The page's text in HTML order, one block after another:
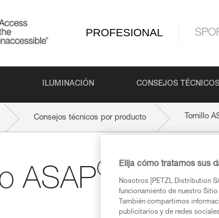
PROFESIONAL
ILUMINACIÓN CONSEJOS TÉCNICOS
Consejos técnicos por producto Tornillo
ASAP® LOCK
Elija cómo tratamos sus
Nosotros [PETZL Distribution
funcionamiento de nuestro
También compartimos
publicitarios y de redes